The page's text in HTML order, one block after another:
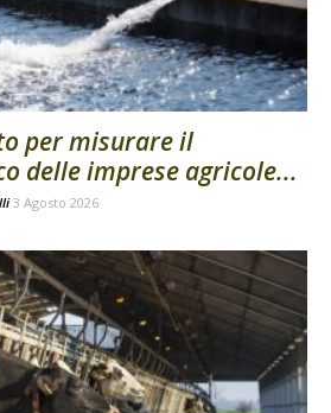
per misurare il
delle imprese agricole...
3 Agosto 2026